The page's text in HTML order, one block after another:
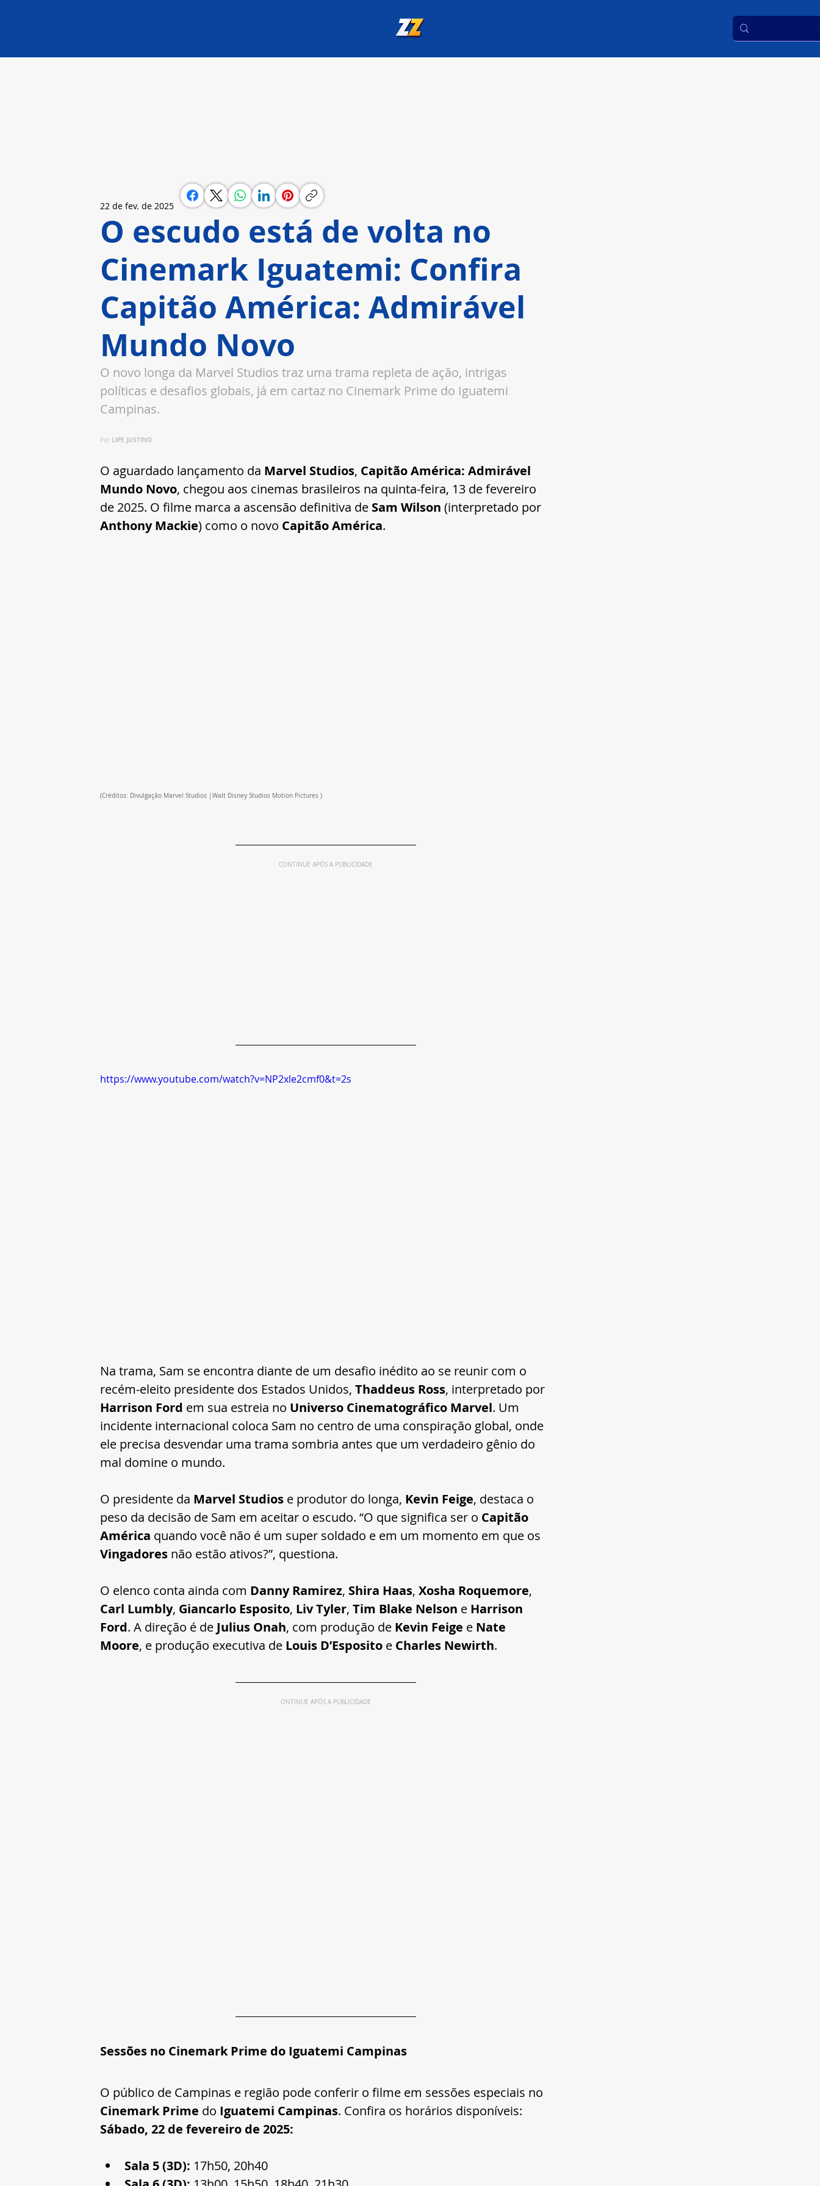
O escudo está de volta no
Cinemark Iguatemi: Confira
Capitão América: Admirável
Mundo Novo
22 de fev. de 2025
O novo longa da Marvel Studios traz uma trama repleta de ação, intrigas
políticas e desafios globais, já em cartaz no Cinemark Prime do Iguatemi
Campinas.
Por LIPE JUSTINO
O aguardado lançamento da Marvel Studios, Capitão América: Admirável
Mundo Novo, chegou aos cinemas brasileiros na quinta-feira, 13 de fevereiro
de 2025. O filme marca a ascensão definitiva de Sam Wilson (interpretado por
Anthony Mackie) como o novo Capitão América.
(Créditos: Divulgação Marvel Studios |Walt Disney Studios Motion Pictures )
CONTINUE APÓS A PUBLICIDADE
https://www.youtube.com/watch?v=NP2xle2cmf0&t=2s
Na trama, Sam se encontra diante de um desafio inédito ao se reunir com o
recém-eleito presidente dos Estados Unidos, Thaddeus Ross, interpretado por
Harrison Ford em sua estreia no Universo Cinematográfico Marvel. Um
incidente internacional coloca Sam no centro de uma conspiração global, onde
ele precisa desvendar uma trama sombria antes que um verdadeiro gênio do
mal domine o mundo.
O presidente da Marvel Studios e produtor do longa, Kevin Feige, destaca o
peso da decisão de Sam em aceitar o escudo. “O que significa ser o Capitão
América quando você não é um super soldado e em um momento em que os
Vingadores não estão ativos?”, questiona.
O elenco conta ainda com Danny Ramirez, Shira Haas, Xosha Roquemore,
Carl Lumbly, Giancarlo Esposito, Liv Tyler, Tim Blake Nelson e Harrison
Ford. A direção é de Julius Onah, com produção de Kevin Feige e Nate
Moore, e produção executiva de Louis D’Esposito e Charles Newirth.
ONTINUE APÓS A PUBLICIDADE
Sessões no Cinemark Prime do Iguatemi Campinas
O público de Campinas e região pode conferir o filme em sessões especiais no
Cinemark Prime do Iguatemi Campinas. Confira os horários disponíveis:
Sábado, 22 de fevereiro de 2025:
Sala 5 (3D): 17h50, 20h40